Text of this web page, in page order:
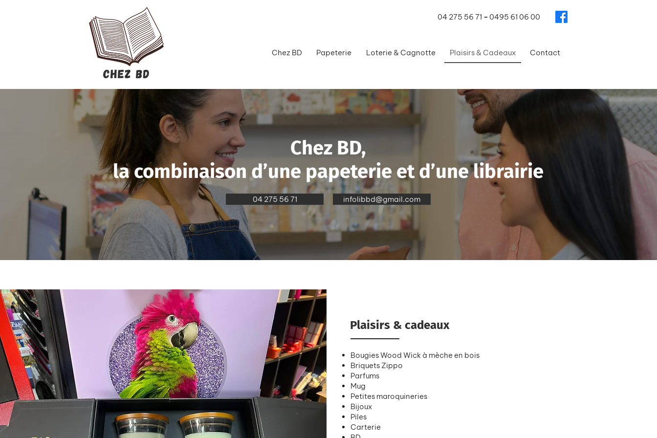
04 275 56 71 - 0495 61 06 00
Chez BD Papeterie Loterie & Cagnotte Plaisirs & Cadeaux Contact
Chez BD,
la combinaison d’une papeterie et d’une librairie
04 275 56 71 infolibbd@gmail.com
Plaisirs & cadeaux
Bougies Wood Wick à mèche en bois
Briquets Zippo
Parfums
Mug
Petites maroquineries
Bijoux
Piles
Carterie